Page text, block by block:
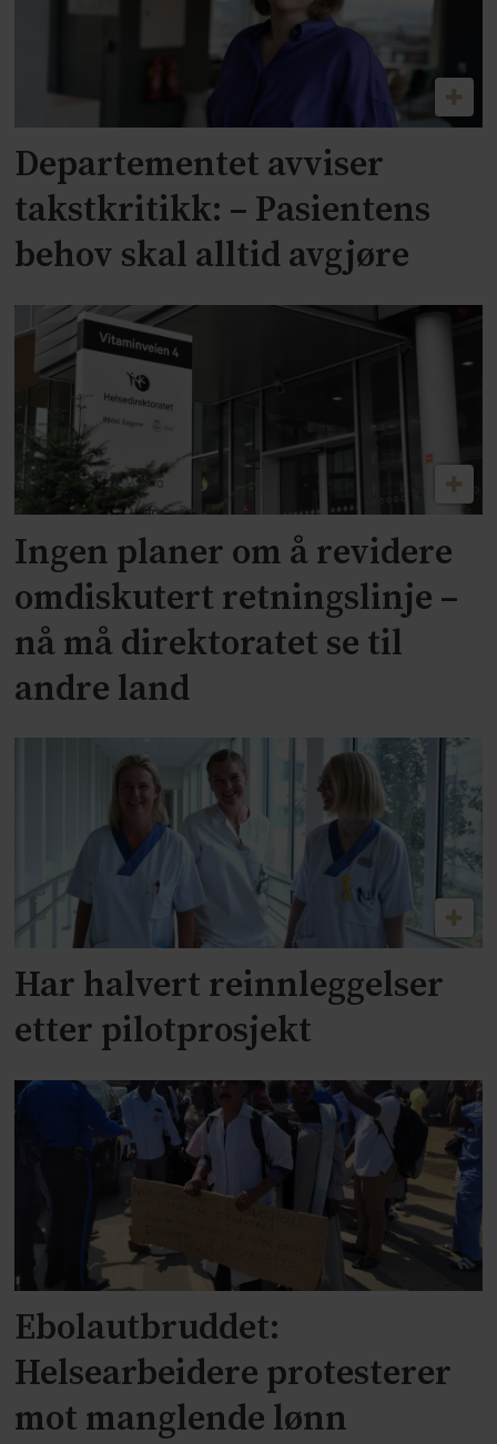
Departementet avviser
takstkritikk: – Pasientens
behov skal alltid avgjøre
Ingen planer om å revidere
omdiskutert retningslinje –
nå må direktoratet se til
andre land
Har halvert reinnleggelser
etter pilotprosjekt
Ebolautbruddet:
Helsearbeidere protesterer
mot manglende lønn